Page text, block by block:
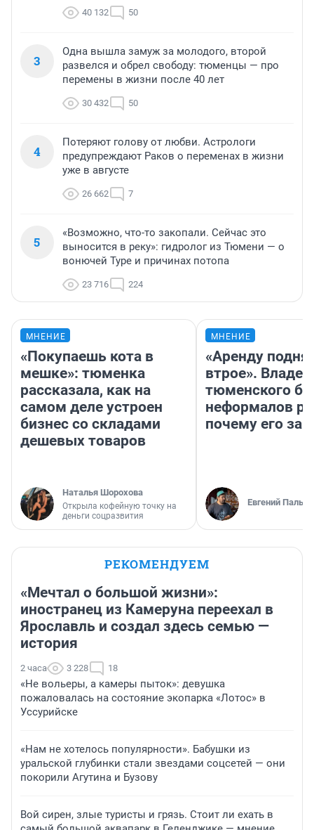
40 132 50
3
Одна вышла замуж за молодого, второй
развелся и обрел свободу: тюменцы — про
перемены в жизни после 40 лет
30 432 50
4
Потеряют голову от любви. Астрологи
предупреждают Раков о переменах в жизни
уже в августе
26 662 7
5
«Возможно, что-то закопали. Сейчас это
выносится в реку»: гидролог из Тюмени — о
вонючей Туре и причинах потопа
23 716 224
МНЕНИЕ
«Покупаешь кота в
мешке»: тюменка
рассказала, как на
самом деле устроен
бизнес со складами
дешевых товаров
Наталья Шорохова
Открыла кофейную точку на
деньги соцразвития
МНЕНИЕ
«Аренду
втрое».
тюменского
неформалов
почему его
Евгений
РЕКОМЕНДУЕМ
«Мечтал о большой жизни»:
иностранец из Камеруна переехал в
Ярославль и создал здесь семью —
история
2 часа 3 228 18
«Не вольеры, а камеры пыток»: девушка
пожаловалась на состояние экопарка «Лотос» в
Уссурийске
«Нам не хотелось популярности». Бабушки из
уральской глубинки стали звездами соцсетей — они
покорили Агутина и Бузову
Вой сирен, злые туристы и грязь. Стоит ли ехать в